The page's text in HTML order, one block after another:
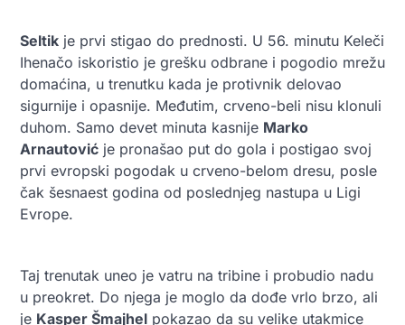
Seltik je prvi stigao do prednosti. U 56. minutu Keleči
Ihenačo iskoristio je grešku odbrane i pogodio mrežu
domaćina, u trenutku kada je protivnik delovao
sigurnije i opasnije. Međutim, crveno-beli nisu klonuli
duhom. Samo devet minuta kasnije Marko
Arnautović je pronašao put do gola i postigao svoj
prvi evropski pogodak u crveno-belom dresu, posle
čak šesnaest godina od poslednjeg nastupa u Ligi
Evrope.
Taj trenutak uneo je vatru na tribine i probudio nadu
u preokret. Do njega je moglo da dođe vrlo brzo, ali
je Kasper Šmajhel pokazao da su velike utakmice